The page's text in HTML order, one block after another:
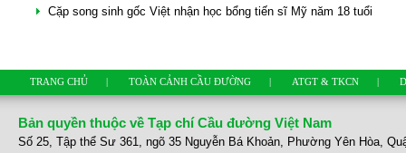
Cặp song sinh gốc Việt nhận học bổng tiến sĩ Mỹ năm 18 tuổi
TRANG CHỦ | TOÀN CẢNH CẦU ĐƯỜNG | ATGT & TKCN |
Bản quyền thuộc về Tạp chí Cầu đường Việt Nam
Số 25, Tập thể Sư 361, ngõ 35 Nguyễn Bá Khoản, Phường Yên Hòa,